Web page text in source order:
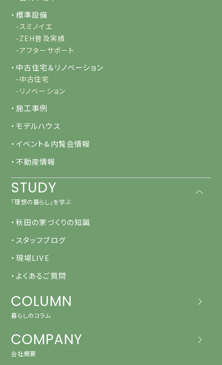
・標準設備
-スミノイエ
-ZEH普及実績
-アフターサポート
・中古住宅＆リノベーション
-中古住宅
-リノベーション
・施工事例
・モデルハウス
・イベント&内覧会情報
・不動産情報
STUDY
「理想の暮らし」を学ぶ
・秋田の家づくりの知識
・スタッフブログ
・現場LIVE
・よくあるご質問
COLUMN
暮らしのコラム
COMPANY
会社概要